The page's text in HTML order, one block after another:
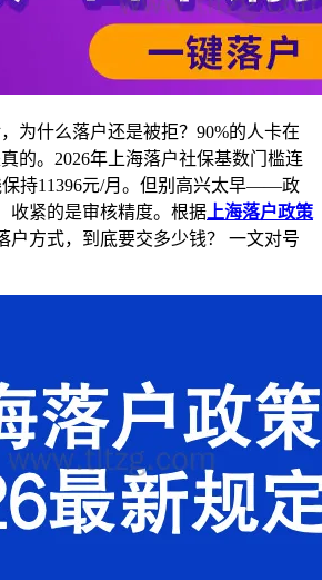
为什么落户还是被拒？90%的人卡在
的。2026年上海落户社保基数门槛连
持11396元/月。但别高兴太早——政
收紧的是审核精度。根据 上海落户政策
户方式，到底要交多少钱？ 一文对号